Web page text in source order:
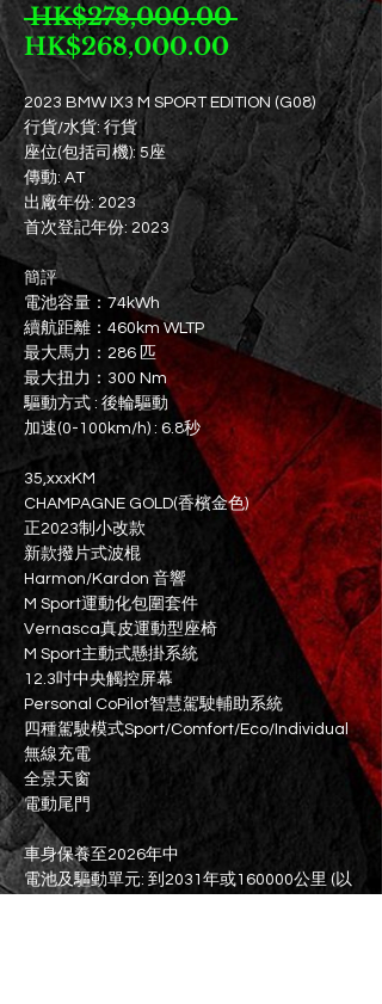
HK$278,000.00 一
般
價
格
HK$268,000.00促
銷
價
格
2023 BMW IX3 M SPORT EDITION (G08)
行貨/水貨: 行貨
座位(包括司機): 5座
傳動: AT
出廠年份: 2023
首次登記年份: 2023
簡評
電池容量：74kWh
續航距離：460km WLTP
最大馬力：286 匹
最大扭力：300 Nm
驅動方式 : 後輪驅動
加速(0-100km/h) : 6.8秒
35,xxxKM
CHAMPAGNE GOLD(香檳金色)
正2023制小改款
新款撥片式波棍
Harmon/Kardon 音響
M Sport運動化包圍套件
Vernasca真皮運動型座椅
M Sport主動式懸掛系統
12.3吋中央觸控屏幕
Personal CoPilot智慧駕駛輔助系統
四種駕駛模式Sport/Comfort/Eco/Individual
無線充電
全景天窗
電動尾門
車身保養至2026年中
電池及驅動單元: 到2031年或160000公里 (以